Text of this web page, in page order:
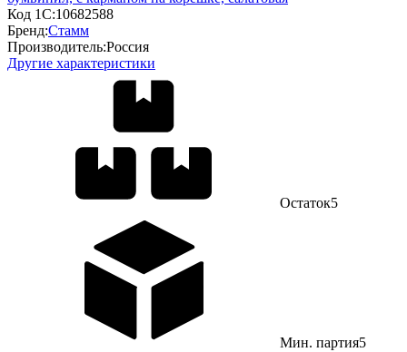
Код 1С:10682588
Бренд:Стамм
Производитель:Россия
Другие характеристики
Остаток5
Мин. партия5